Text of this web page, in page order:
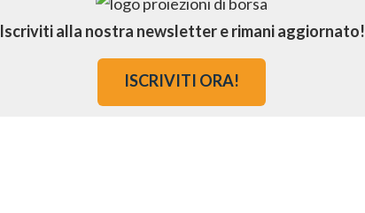
Iscriviti alla nostra newsletter e rimani aggiornato!
ISCRIVITI ORA!